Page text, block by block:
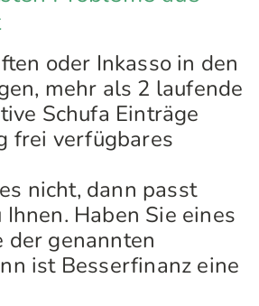
oder Inkasso in den
mehr als 2 laufende
Schufa Einträge
frei verfügbares
nicht, dann passt
Ihnen. Haben Sie eines
der genannten
ist Besserfinanz eine